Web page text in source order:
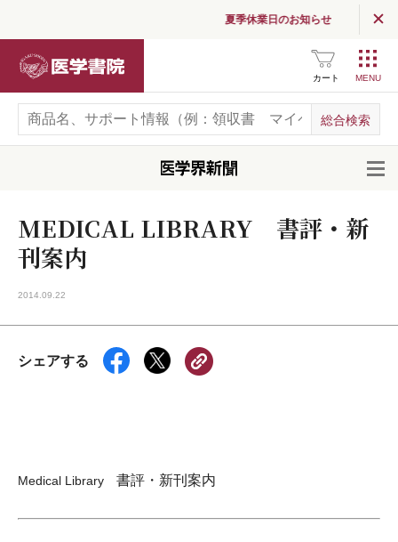
夏季休業日のお知らせ
カート
MEDICAL LIBRARY 書評・新
刊案内
2014.09.22
シェアする
Medical Library 書評・新刊案内